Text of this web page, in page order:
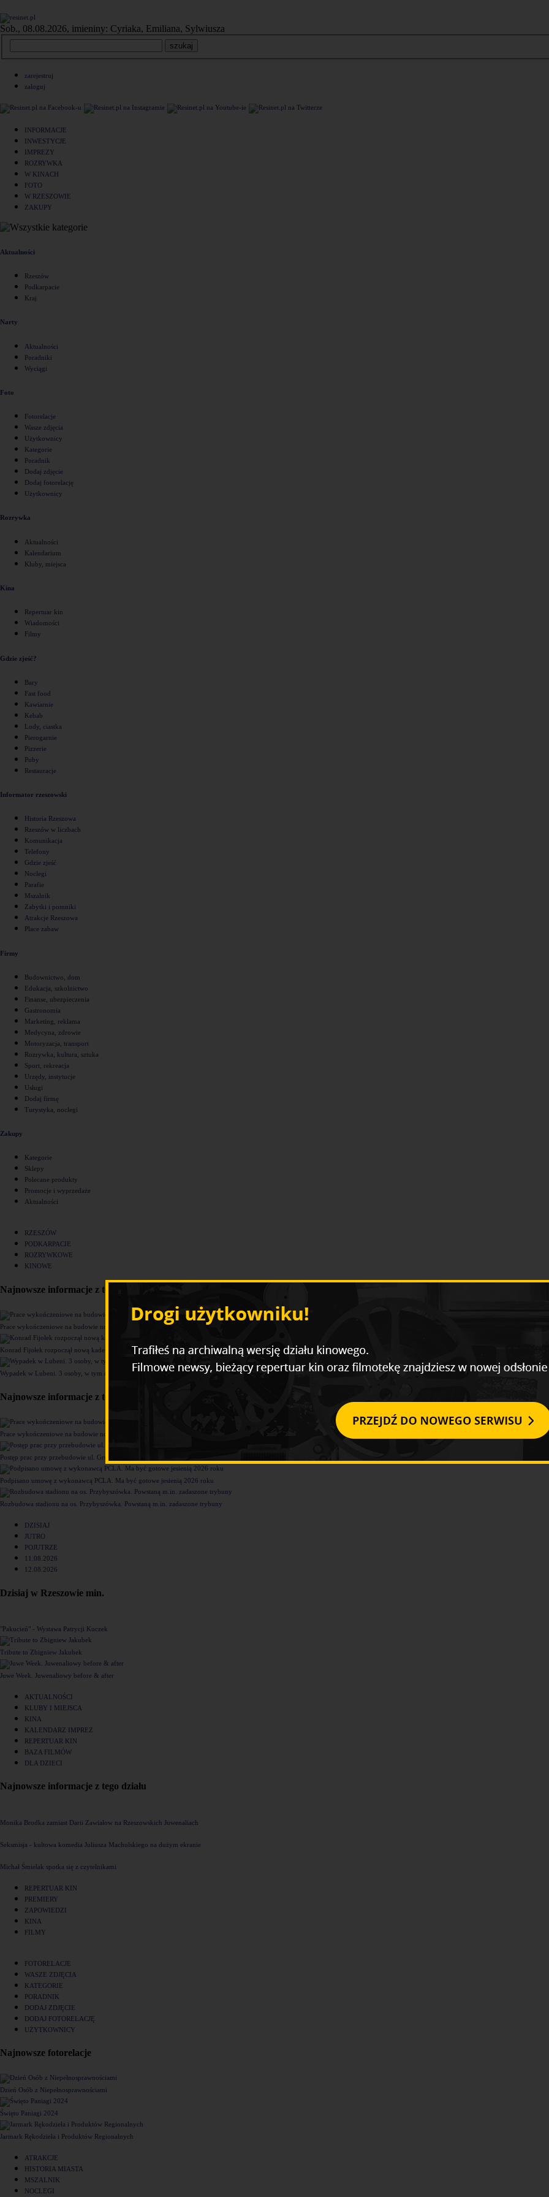
Sob., 08.08.2026, imieniny: Cyriaka, Emiliana, Sylwiusza
zarejestruj
zaloguj
INFORMACJE
INWESTYCJE
IMPREZY
ROZRYWKA
W KINACH
FOTO
W RZESZOWIE
ZAKUPY
Aktualności
Rzeszów
Podkarpacie
Kraj
Narty
Aktualności
Poradniki
Wyciągi
Foto
Fotorelacje
Wasze zdjęcia
Użytkownicy
Kategorie
Poradnik
Dodaj zdjęcie
Dodaj fotorelację
Użytkownicy
Rozrywka
Aktualności
Kalendarium
Kluby, miejsca
Kina
Repertuar kin
Wiadomości
Filmy
Gdzie zjeść?
Bary
Fast food
Kawiarnie
Kebab
Lody, ciastka
Pierogarnie
Pizzerie
Puby
Restauracje
Informator rzeszowski
Historia Rzeszowa
Rzeszów w liczbach
Komunikacja
Telefony
Gdzie zjeść
Noclegi
Parafie
Mszalnik
Zabytki i pomniki
Atrakcje Rzeszowa
Place zabaw
Firmy
Budownictwo, dom
Edukacja, szkolnictwo
Finanse, ubezpieczenia
Gastronomia
Marketing, reklama
Medycyna, zdrowie
Motoryzacja, transport
Rozrywka, kultura, sztuka
Sport, rekreacja
Urzędy, instytucje
Usługi
Dodaj firmę
Turystyka, noclegi
Zakupy
Kategorie
Sklepy
Polecane produkty
Promocje i wyprzedaże
Aktualności
RZESZÓW
PODKARPACIE
ROZRYWKOWE
KINOWE
Najnowsze informacje z tego działu
Prace wykończeniowe na budowie nowego komisariatu Policji w Rzeszowie [ZDJĘCIA]
Konrad Fijołek rozpoczął nową kadencję. "Chcę rozwijać 4 filary funkcjonowania miasta"
Wypadek w Lubeni. 3 osoby, w tym dziecko trafiły do szpitala
Najnowsze informacje z tego działu
Prace wykończeniowe na budowie nowego komisariatu Policji w Rzeszowie [ZDJĘCIA]
Postęp prac przy przebudowie ul. Grunwaldzkiej [ZDJĘCIA]
Podpisano umowę z wykonawcą PCLA. Ma być gotowe jesienią 2026 roku
Rozbudowa stadionu na os. Przybyszówka. Powstaną m.in. zadaszone trybuny
DZISIAJ
JUTRO
POJUTRZE
11.08.2026
12.08.2026
Dzisiaj w Rzeszowie min.
"Pakucień" - Wystawa Patrycji Kuczek
Tribute to Zbigniew Jakubek
Juwe Week. Juwenaliowy before & after
AKTUALNOŚCI
KLUBY I MIEJSCA
KINA
KALENDARZ IMPREZ
REPERTUAR KIN
BAZA FILMÓW
DLA DZIECI
Najnowsze informacje z tego działu
Monika Brodka zamiast Darii Zawiałow na Rzeszowskich Juwenaliach
Seksmisja - kultowa komedia Juliusza Machulskiego na dużym ekranie
Michał Śmielak spotka się z czytelnikami
REPERTUAR KIN
PREMIERY
ZAPOWIEDZI
KINA
FILMY
FOTORELACJE
WASZE ZDJĘCIA
KATEGORIE
PORADNIK
DODAJ ZDJĘCIE
DODAJ FOTORELACJĘ
UŻYTKOWNICY
Najnowsze fotorelacje
Dzień Osób z Niepełnosprawnościami
Święto Paniagi 2024
Jarmark Rękodzieła i Produktów Regionalnych
ATRAKCJE
HISTORIA MIASTA
MSZALNIK
NOCLEGI